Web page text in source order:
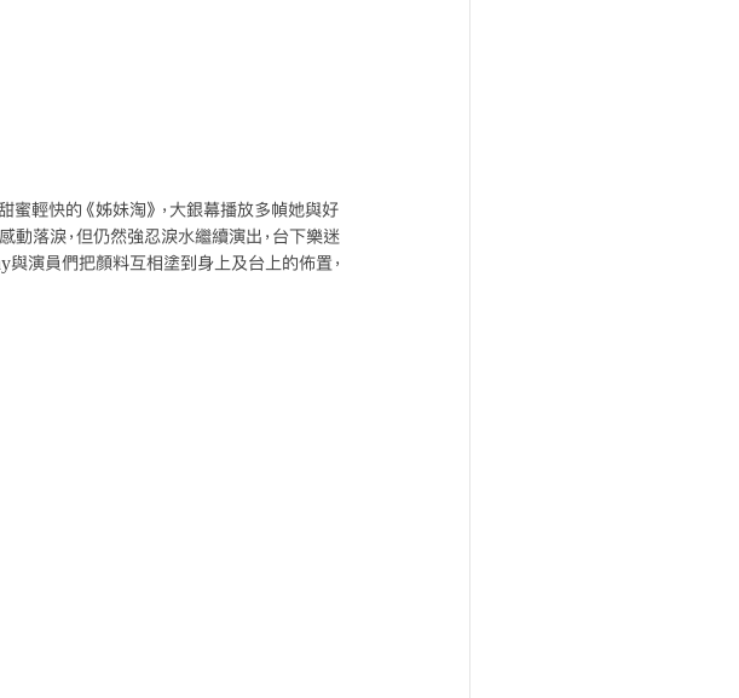
蜜輕快的《姊妹淘》，大銀幕播放多幀她與好
動落淚，但仍然強忍淚水繼續演出，台下樂迷
與演員們把顏料互相塗到身上及台上的佈置，